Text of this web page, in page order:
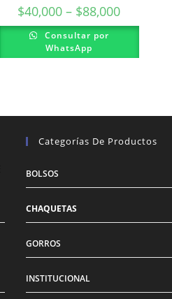
$40,000 – $88,000
Este
producto
tiene
múltiples
elegir
la
página
Consultar por
WhatsApp
Categorías De Productos
BOLSOS
CHAQUETAS
GORROS
INSTITUCIONAL